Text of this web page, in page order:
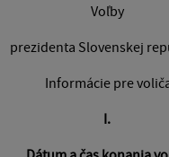
Voľby
prezidenta Slovenskej
Informácie pre
I.